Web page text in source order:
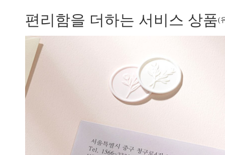
편리함을 더하는 서비스 상품(